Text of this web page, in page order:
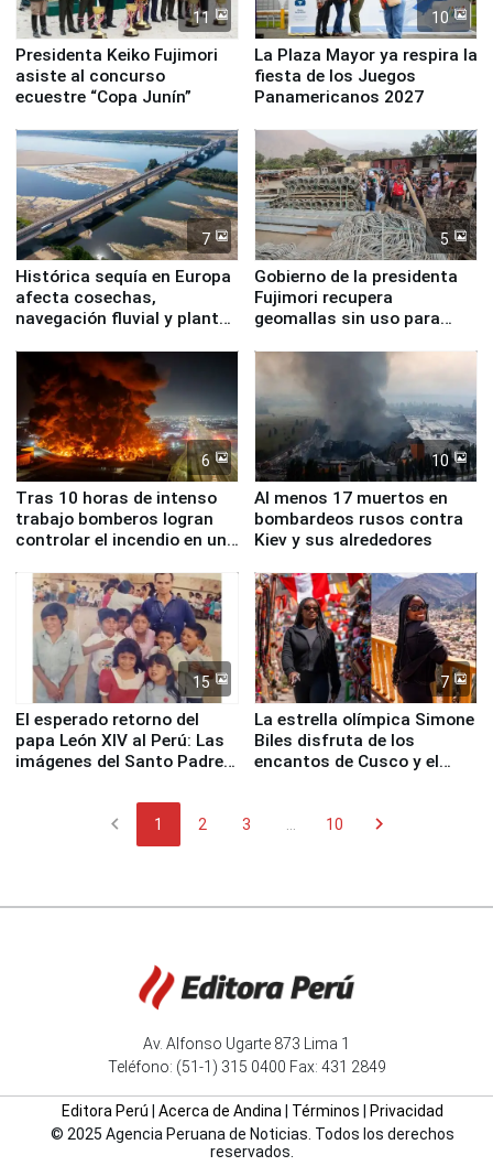
11
Presidenta Keiko Fujimori
asiste al concurso
ecuestre “Copa Junín”
10
La Plaza Mayor ya respira la
fiesta de los Juegos
Panamericanos 2027
7
Histórica sequía en Europa
afecta cosechas,
navegación fluvial y plantas
5
Gobierno de la presidenta
Fujimori recupera
geomallas sin uso para
Fenómeno El Niño
6
Tras 10 horas de intenso
trabajo bomberos logran
controlar el incendio en una
de Chile
10
Al menos 17 muertos en
bombardeos rusos contra
Kiev y sus alrededores
15
El esperado retorno del
papa León XIV al Perú: Las
imágenes del Santo Padre
7
La estrella olímpica Simone
Biles disfruta de los
encantos de Cusco y el
chevron_left 1 2 3 10 chevron_right
Av. Alfonso Ugarte 873 Lima 1
Teléfono: (51-1) 315 0400 Fax: 431 2849
Editora Perú Acerca de Andina| Términos
Privacidad
© 2025 Agencia Peruana de Noticias. Todos los derechos
reservados.